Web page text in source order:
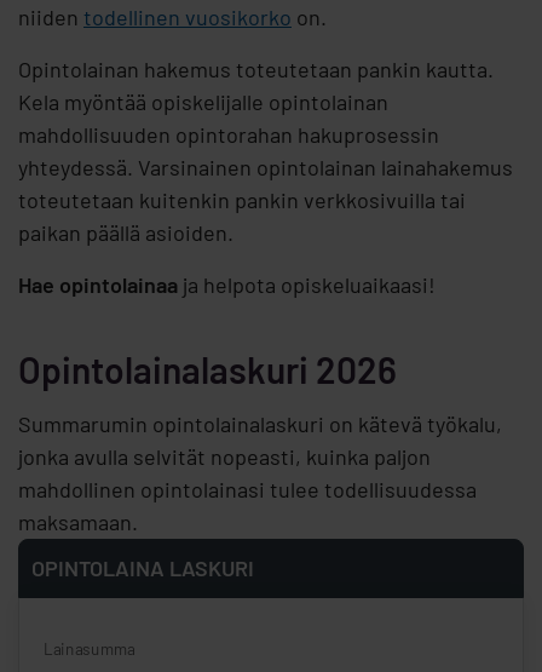
niiden todellinen vuosikorko on.
Opintolainan hakemus toteutetaan pankin kautta.
Kela myöntää opiskelijalle opintolainan
mahdollisuuden opintorahan hakuprosessin
yhteydessä. Varsinainen opintolainan lainahakemus
toteutetaan kuitenkin pankin verkkosivuilla tai
paikan päällä asioiden.
Hae opintolainaa ja helpota opiskeluaikaasi!
Opintolainalaskuri 2026
Summarumin opintolainalaskuri on kätevä työkalu,
jonka avulla selvität nopeasti, kuinka paljon
mahdollinen opintolainasi tulee todellisuudessa
maksamaan.
OPINTOLAINA LASKURI
Lainasumma